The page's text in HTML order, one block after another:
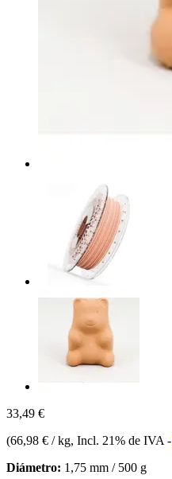
33,49 €
(66,98 € / kg, Incl. 21% de IVA -
Diámetro: 1,75 mm / 500 g